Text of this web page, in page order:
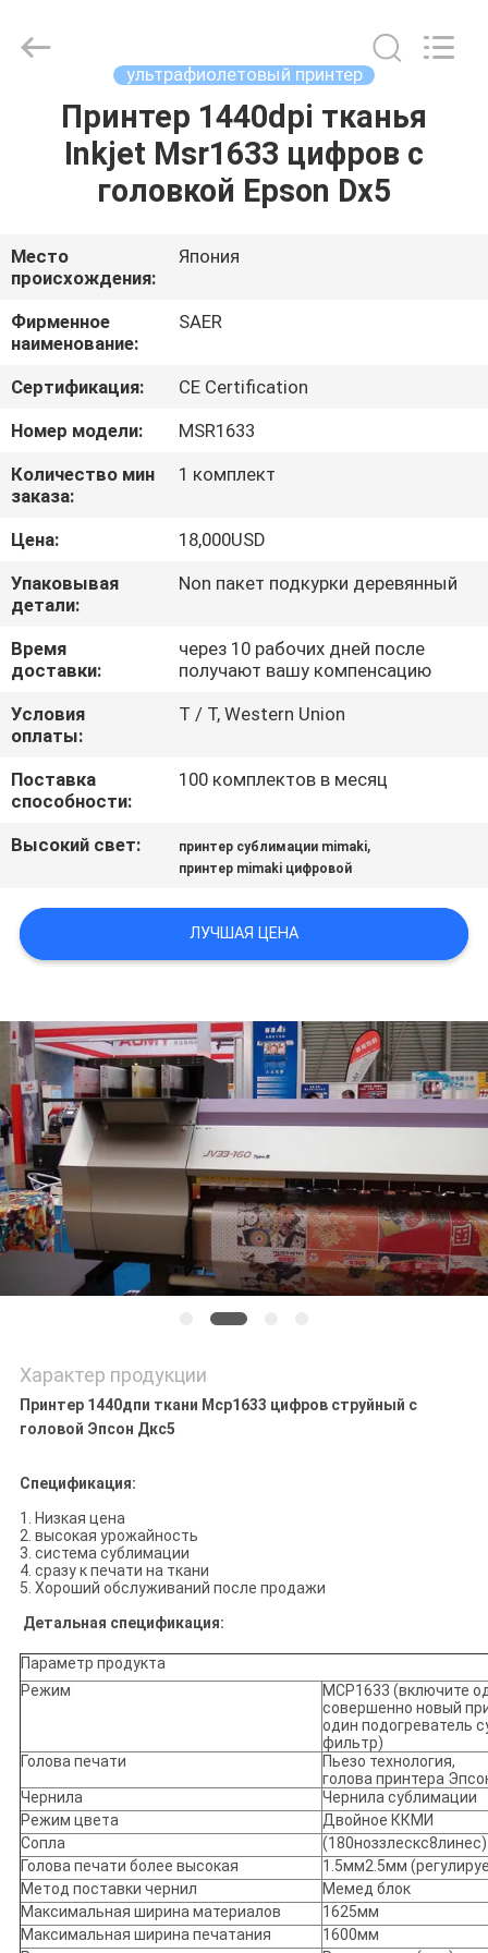
ГЛАВНАЯ
СТРАНИЦА
РОЛИКИ
О
КОМПАНИИ
НАША
ФАБРИКА
КОНТРОЛЬ
КАЧЕСТВА
КОНТАКТНЫЕ
ДАННЫЕ
НОВОСТИ
ВСЕ
COMPANY
КАРТА
САЙТА
ПОЛИТИКА
КОНФИДЕНЦИАЛЬНОСТИ
Supplier
ультрафиолетовый принтер
Принтер 1440dpi тканья
Inkjet Msr1633 цифров с
головкой Epson Dx5
Место
происхождения:
Япония
Фирменное
наименование:
SAER
Сертификация:
CE Certification
Номер модели:
MSR1633
Количество мин
заказа:
1 комплект
Цена:
18,000USD
Упаковывая
детали:
Non пакет подкурки деревянный
Время
доставки:
через 10 рабочих дней после
получают вашу компенсацию
Условия
оплаты:
T / T, Western Union
Поставка
способности:
100 комплектов в месяц
Высокий свет: принтер сублимации mimaki,
принтер mimaki цифровой
ЛУЧШАЯ ЦЕНА
Характер продукции
Принтер 1440дпи ткани Мср1633 цифров струйный с
головой Эпсон Дкс5
Спецификация:
1. Низкая цена
2. высокая урожайность
3. система сублимации
4. сразу к печати на ткани
5. Хороший обслуживаний после продажи
Детальная спецификация:
Параметр продукта
Режим
МСР1633 (включите
совершенно новый
один подогреватель
фильтр)
Голова печати
Пьезо технология,
голова принтера
Чернила
Чернила сублимации
Режим цвета
Двойное ККМИ
Сопла
Голова печати более высокая
1.5мм2.5мм
Метод поставки чернил
Мемед блок
Максимальная ширина материалов
1625мм
Максимальная ширина печатания
1600мм